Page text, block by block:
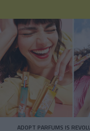
ADOPT PARFUMS IS